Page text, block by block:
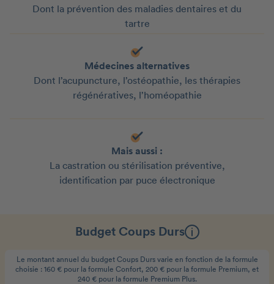
Dont la prévention des maladies dentaires et du
tartre
Médecines alternatives
Dont l’acupuncture, l’ostéopathie, les thérapies
régénératives, l’homéopathie
Mais aussi :
La castration ou stérilisation préventive,
identification par puce électronique
Budget Coups Durs
Le montant annuel du budget Coups Durs varie en fonction de la formule
choisie : 160 € pour la formule Confort, 200 € pour la formule Premium, et
240 € pour la formule Premium Plus.